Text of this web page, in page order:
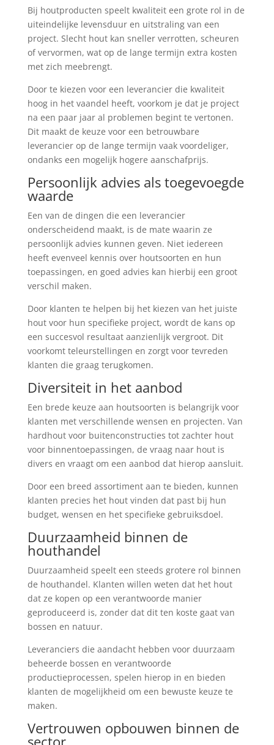
Bij houtproducten speelt kwaliteit een grote rol in de
uiteindelijke levensduur en uitstraling van een
project. Slecht hout kan sneller verrotten, scheuren
of vervormen, wat op de lange termijn extra kosten
met zich meebrengt.
Door te kiezen voor een leverancier die kwaliteit
hoog in het vaandel heeft, voorkom je dat je project
na een paar jaar al problemen begint te vertonen.
Dit maakt de keuze voor een betrouwbare
leverancier op de lange termijn vaak voordeliger,
ondanks een mogelijk hogere aanschafprijs.
Persoonlijk advies als toegevoegde
waarde
Een van de dingen die een leverancier
onderscheidend maakt, is de mate waarin ze
persoonlijk advies kunnen geven. Niet iedereen
heeft evenveel kennis over houtsoorten en hun
toepassingen, en goed advies kan hierbij een groot
verschil maken.
Door klanten te helpen bij het kiezen van het juiste
hout voor hun specifieke project, wordt de kans op
een succesvol resultaat aanzienlijk vergroot. Dit
voorkomt teleurstellingen en zorgt voor tevreden
klanten die graag terugkomen.
Diversiteit in het aanbod
Een brede keuze aan houtsoorten is belangrijk voor
klanten met verschillende wensen en projecten. Van
hardhout voor buitenconstructies tot zachter hout
voor binnentoepassingen, de vraag naar hout is
divers en vraagt om een aanbod dat hierop aansluit.
Door een breed assortiment aan te bieden, kunnen
klanten precies het hout vinden dat past bij hun
budget, wensen en het specifieke gebruiksdoel.
Duurzaamheid binnen de
houthandel
Duurzaamheid speelt een steeds grotere rol binnen
de houthandel. Klanten willen weten dat het hout
dat ze kopen op een verantwoorde manier
geproduceerd is, zonder dat dit ten koste gaat van
bossen en natuur.
Leveranciers die aandacht hebben voor duurzaam
beheerde bossen en verantwoorde
productieprocessen, spelen hierop in en bieden
klanten de mogelijkheid om een bewuste keuze te
maken.
Vertrouwen opbouwen binnen de
sector